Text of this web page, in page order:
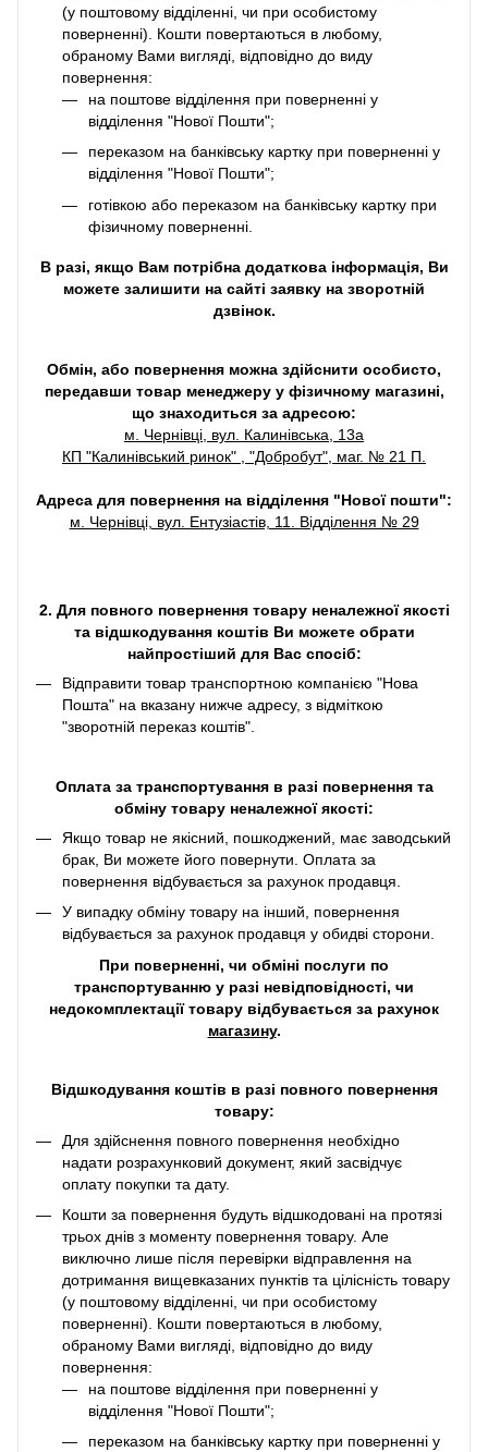
(у поштовому відділенні, чи при особистому
поверненні). Кошти повертаються в любому,
обраному Вами вигляді, відповідно до виду
повернення:
на поштове відділення при поверненні у
відділення "Нової Пошти";
переказом на банківську картку при поверненні у
відділення "Нової Пошти";
готівкою або переказом на банківську картку при
фізичному поверненні.
В разі, якщо Вам потрібна додаткова інформація, Ви
можете залишити на сайті заявку на зворотній
дзвінок.
Обмін, або повернення можна здійснити особисто,
передавши товар менеджеру у фізичному магазині,
що знаходиться за адресою:
м. Чернівці, вул. Калинівська, 13а
КП "Калинівський ринок" , "Добробут", маг. № 21 П.
Адреса для повернення на відділення "Нової пошти":
м. Чернівці, вул. Ентузіастів, 11. Відділення № 29
2. Для повного повернення товару неналежної якості
та відшкодування коштів Ви можете обрати
найпростіший для Вас спосіб:
Відправити товар транспортною компанією "Нова
Пошта" на вказану нижче адресу, з відміткою
"зворотній переказ коштів".
Оплата за транспортування в разі повернення та
обміну товару неналежної якості:
Якщо товар не якісний, пошкоджений, має заводський
брак, Ви можете його повернути. Оплата за
повернення відбувається за рахунок продавця.
У випадку обміну товару на інший, повернення
відбувається за рахунок продавця у обидві сторони.
При поверненні, чи обміні послуги по
транспортуванню у разі невідповідності, чи
недокомплектації товару відбувається за рахунок
магазину.
Відшкодування коштів в разі повного повернення
товару:
Для здійснення повного повернення необхідно
надати розрахунковий документ, який засвідчує
оплату покупки та дату.
Кошти за повернення будуть відшкодовані на протязі
трьох днів з моменту повернення товару. Але
виключно лише після перевірки відправлення на
дотримання вищевказаних пунктів та цілісність товару
(у поштовому відділенні, чи при особистому
поверненні). Кошти повертаються в любому,
обраному Вами вигляді, відповідно до виду
повернення:
на поштове відділення при поверненні у
відділення "Нової Пошти";
переказом на банківську картку при поверненні у